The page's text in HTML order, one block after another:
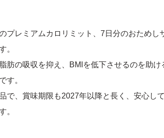
プレミアムカロリミット、7日分のおためし
。
肪の吸収を抑え、BMIを低下させるのを助け
す。
で、賞味期限も2027年以降と長く、安心し
。